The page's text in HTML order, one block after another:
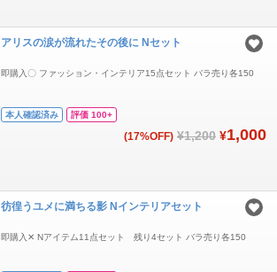
アリスの涙が流れたその後に Nセット
即購入‪〇 ファッション・インテリア15点セット バラ売り各150
本人確認済み 評価 100+
(17%OFF) ¥1,200 ¥1,000
彷徨うユメに満ちる影 Nインテリアセット
即購入‪✕‬ Nアイテム11点セット 残り4セット バラ売り各150